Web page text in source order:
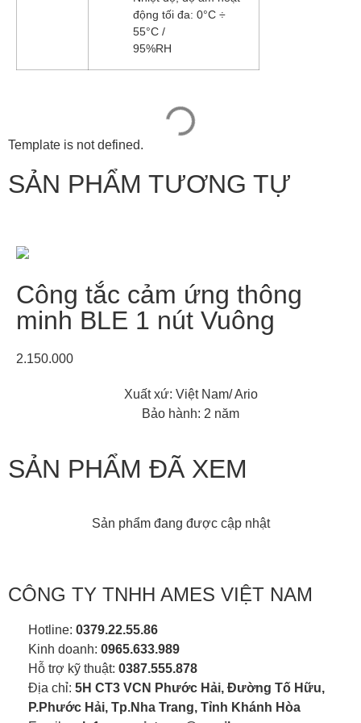
động tối đa: 0°C ÷
55°C /
95%RH
Template is not defined.
SẢN PHẨM TƯƠNG TỰ
Công tắc cảm ứng thông
minh BLE 1 nút Vuông
2.150.000
Xuất xứ: Việt Nam/ Ario
Bảo hành: 2 năm
SẢN PHẨM ĐÃ XEM
Sản phẩm đang được cập nhật
CÔNG TY TNHH AMES VIỆT NAM
Hotline: 0379.22.55.86
Kinh doanh: 0965.633.989
Hỗ trợ kỹ thuật: 0387.555.878
Địa chỉ: 5H CT3 VCN Phước Hải, Đường Tố Hữu,
P.Phước Hải, Tp.Nha Trang, Tỉnh Khánh Hòa